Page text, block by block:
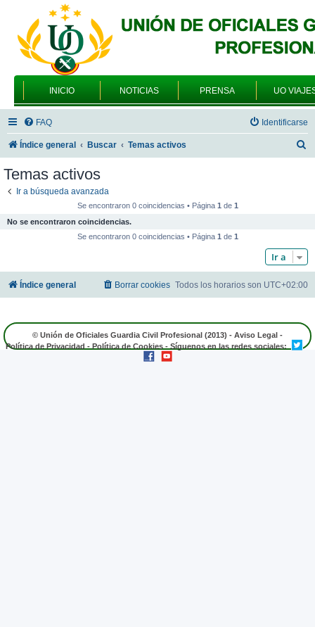
INICIO NOTICIAS PRENSA UO
FAQ Identificarse
Índice general Buscar Temas activos
Temas activos
Ir a búsqueda avanzada
Se encontraron 0 coincidencias • Página 1de 1
No se encontraron coincidencias.
Se encontraron 0 coincidencias • Página 1de 1
Ir a
Índice general Todos los horarios son UTC+02:00
Borrar cookies
© Unión de Oficiales Guardia Civil Profesional (2013) - Aviso Legal -
Política de Privacidad-Política de Cookies- Síguenos en las redes sociales: